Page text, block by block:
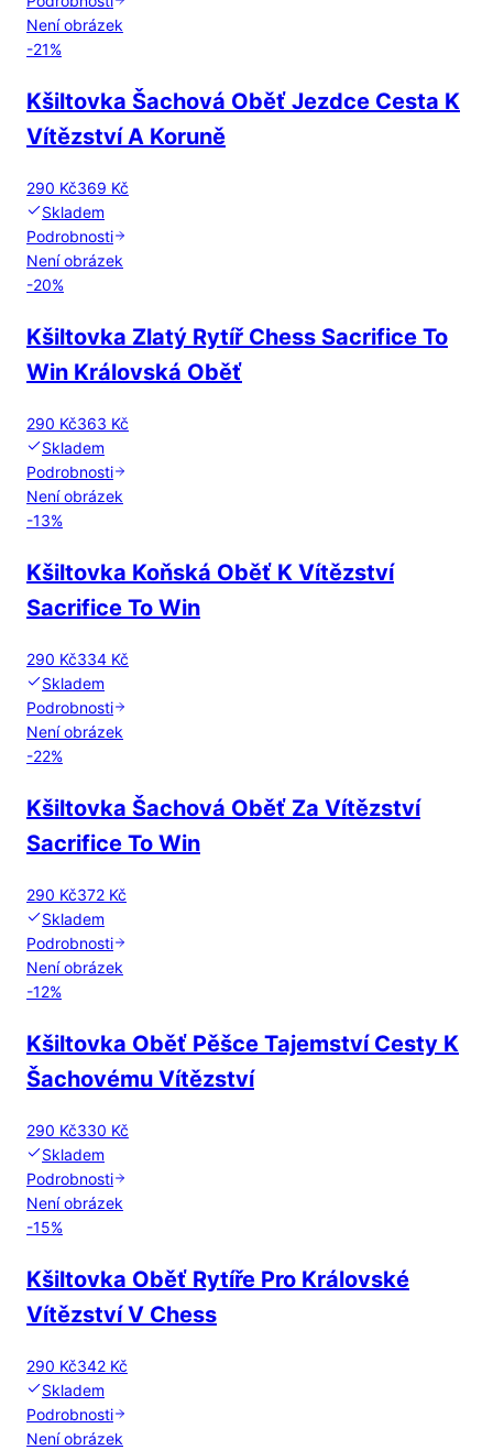
Není obrázek
-21%
Kšiltovka Šachová Oběť Jezdce Cesta K
Vítězství A Koruně
290 Kč369 Kč
Skladem
Podrobnosti
Není obrázek
-20%
Kšiltovka Zlatý Rytíř Chess Sacrifice To
Win Královská Oběť
290 Kč363 Kč
Skladem
Podrobnosti
Není obrázek
-13%
Kšiltovka Koňská Oběť K Vítězství
Sacrifice To Win
290 Kč334 Kč
Skladem
Podrobnosti
Není obrázek
-22%
Kšiltovka Šachová Oběť Za Vítězství
Sacrifice To Win
290 Kč372 Kč
Skladem
Podrobnosti
Není obrázek
-12%
Kšiltovka Oběť Pěšce Tajemství Cesty K
Šachovému Vítězství
290 Kč330 Kč
Skladem
Podrobnosti
Není obrázek
-15%
Kšiltovka Oběť Rytíře Pro Královské
Vítězství V Chess
290 Kč342 Kč
Skladem
Podrobnosti
Není obrázek